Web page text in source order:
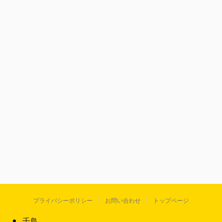
プライバシーポリシー お問い合わせ トップページ